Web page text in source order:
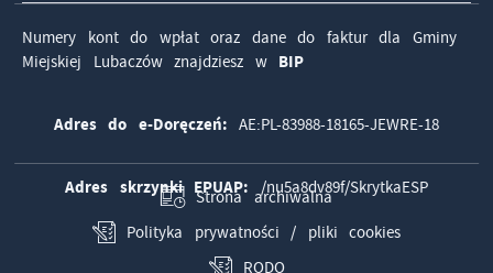
Numery kont do wpłat oraz dane do faktur dla Gminy
Miejskiej Lubaczów znajdziesz w BIP
Adres do e-Doręczeń: AE:PL-83988-18165-JEWRE-18
Adres skrzynki EPUAP: /nu5a8dv89f/SkrytkaESP
Strona archiwalna
Polityka prywatności / pliki cookies
RODO